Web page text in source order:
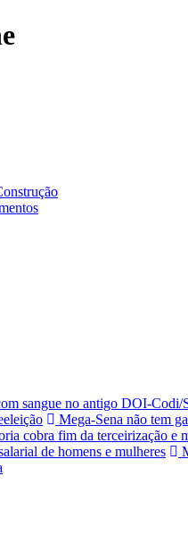
sangue no antigo DOI-Codi/
Mega-Sena não tem
cobra fim da terceirização e
de homens e mulheres